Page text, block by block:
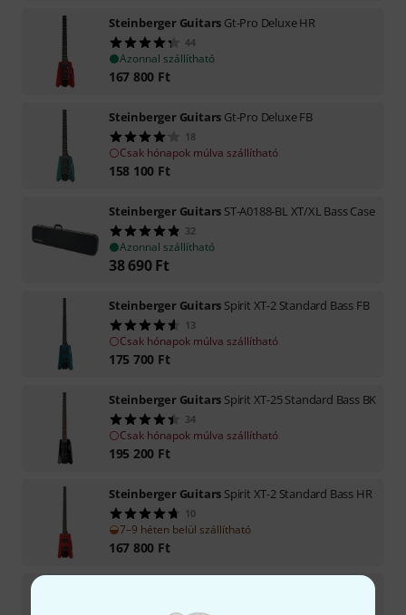
Steinberger Guitars Gt-Pro Deluxe HR
44
Azonnal szállítható
167 800 Ft
Steinberger Guitars Gt-Pro Deluxe FB
18
Csak hónapok múlva szállítható
158 100 Ft
Steinberger Guitars ST-A0188-BL XT/XL Bass Case
32
Azonnal szállítható
38 690 Ft
Steinberger Guitars Spirit XT-2 Standard Bass FB
13
Csak hónapok múlva szállítható
175 700 Ft
Steinberger Guitars Spirit XT-25 Standard Bass BK
34
Csak hónapok múlva szállítható
195 200 Ft
Steinberger Guitars Spirit XT-2 Standard Bass HR
10
7–9 héten belül szállítható
167 800 Ft